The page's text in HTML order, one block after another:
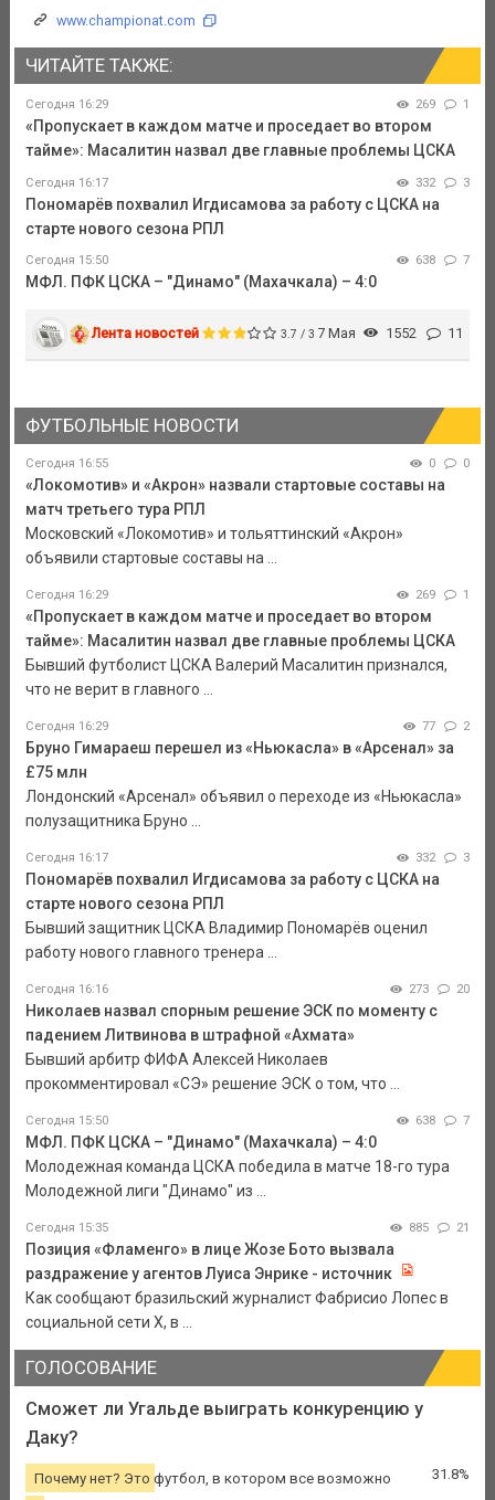
www.championat.com
ЧИТАЙТЕ ТАКЖЕ:
Сегодня 16:29 269 1
«Пропускает в каждом матче и проседает во втором
тайме»: Масалитин назвал две главные проблемы ЦСКА
Сегодня 16:17 332 3
Пономарёв похвалил Игдисамова за работу с ЦСКА на
старте нового сезона РПЛ
Сегодня 15:50 638 7
МФЛ. ПФК ЦСКА – "Динамо" (Махачкала) – 4:0
Лента новостей 3.7 / 3 7 Мая 1552 11
ФУТБОЛЬНЫЕ НОВОСТИ
Сегодня 16:55 0 0
«Локомотив» и «Акрон» назвали стартовые составы на
матч третьего тура РПЛ
Московский «Локомотив» и тольяттинский «Акрон»
объявили стартовые составы на ...
Сегодня 16:29 269 1
«Пропускает в каждом матче и проседает во втором
тайме»: Масалитин назвал две главные проблемы ЦСКА
Бывший футболист ЦСКА Валерий Масалитин признался,
что не верит в главного ...
Сегодня 16:29 77 2
Бруно Гимараеш перешел из «Ньюкасла» в «Арсенал» за
£75 млн
Лондонский «Арсенал» объявил о переходе из «Ньюкасла»
полузащитника Бруно ...
Сегодня 16:17 332 3
Пономарёв похвалил Игдисамова за работу с ЦСКА на
старте нового сезона РПЛ
Бывший защитник ЦСКА Владимир Пономарёв оценил
работу нового главного тренера ...
Сегодня 16:16 273 20
Николаев назвал спорным решение ЭСК по моменту с
падением Литвинова в штрафной «Ахмата»
Бывший арбитр ФИФА Алексей Николаев
прокомментировал «СЭ» решение ЭСК о том, что ...
Сегодня 15:50 638 7
МФЛ. ПФК ЦСКА – "Динамо" (Махачкала) – 4:0
Молодежная команда ЦСКА победила в матче 18-го тура
Молодежной лиги "Динамо" из ...
Сегодня 15:35 885 21
Позиция «Фламенго» в лице Жозе Бото вызвала
раздражение у агентов Луиса Энрике - источник
Как сообщают бразильский журналист Фабрисио Лопес в
социальной сети Х, в ...
ГОЛОСОВАНИЕ
Сможет ли Угальде выиграть конкуренцию у
Даку?
Почему нет? Это футбол, в котором все возможно
31.8%